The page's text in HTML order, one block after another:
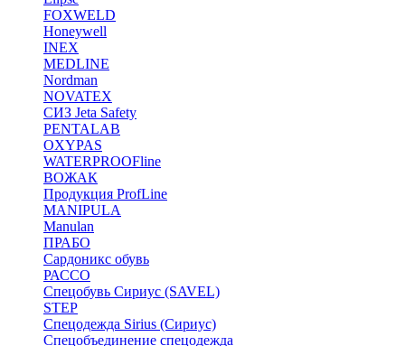
FOXWELD
Honeywell
INEX
MEDLINE
Nordman
NOVATEX
СИЗ Jeta Safety
PENTALAB
OXYPAS
WATERPROOFline
ВОЖАК
Продукция ProfLine
MANIPULA
Manulan
ПРАБО
Сардоникс обувь
РАССО
Спецобувь Сириус (SAVEL)
STEP
Спецодежда Sirius (Сириус)
Спецобъединение спецодежда